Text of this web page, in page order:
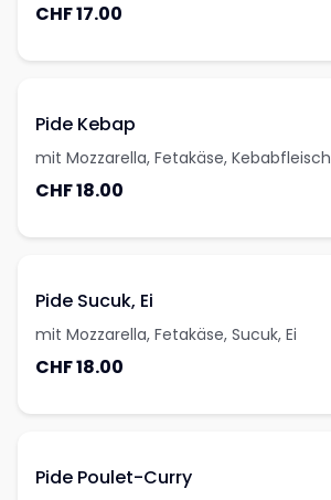
CHF 17.00
Pide Kebap
mit Mozzarella, Fetakäse, Kebabfleisch
CHF 18.00
Pide Sucuk, Ei
mit Mozzarella, Fetakäse, Sucuk, Ei
CHF 18.00
Pide Poulet-Curry